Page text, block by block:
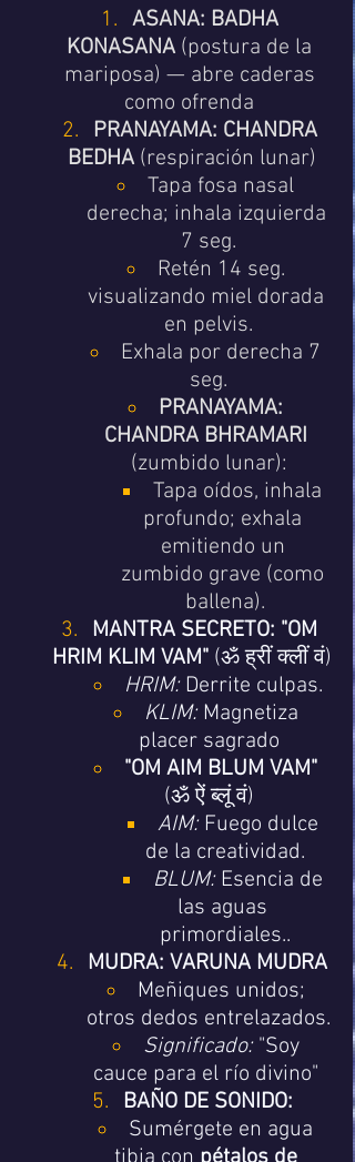
ASANA: BADHA
KONASANA (postura de la
mariposa) — abre caderas
como ofrenda
PRANAYAMA: CHANDRA
BEDHA (respiración lunar)
Tapa fosa nasal
derecha; inhala izquierda
7 seg.
Retén 14 seg.
visualizando miel dorada
en pelvis.
Exhala por derecha 7
seg.
PRANAYAMA:
CHANDRA BHRAMARI
(zumbido lunar):
Tapa oídos, inhala
profundo; exhala
emitiendo un
zumbido grave (como
ballena).
MANTRA SECRETO: "OM
HRIM KLIM VAM" (ॐ ह्रीं क्लीं वं)
HRIM: Derrite culpas.
KLIM: Magnetiza
placer sagrado
"OM AIM BLUM VAM"
(ॐ ऐं ब्लूं वं)
AIM: Fuego dulce
de la creatividad.
BLUM: Esencia de
las aguas
primordiales..
MUDRA: VARUNA MUDRA
Meñiques unidos;
otros dedos entrelazados.
Significado: "Soy
cauce para el río divino"
BAÑO DE SONIDO:
Sumérgete en agua